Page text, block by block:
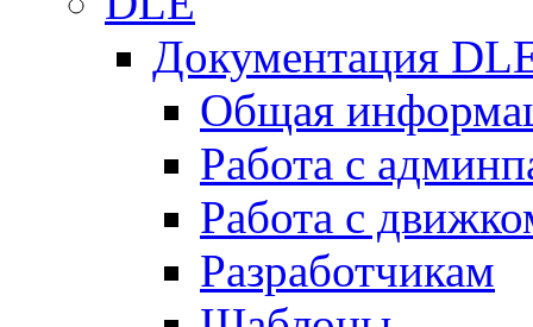
Документация
Общая
Работа с
Работа с
Разработчикам